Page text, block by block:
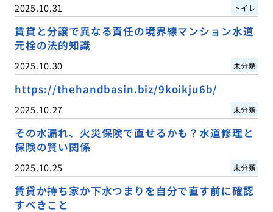
2025.10.31 トイレ
賃貸と分譲で異なる責任の境界線マンション水道
元栓の法的知識
2025.10.30 未分類
https://thehandbasin.biz/9koikju6b/
2025.10.27 未分類
その水漏れ、火災保険で直せるかも？水道修理と
保険の賢い関係
2025.10.25 未分類
賃貸か持ち家か下水つまりを自分で直す前に確認
すべきこと